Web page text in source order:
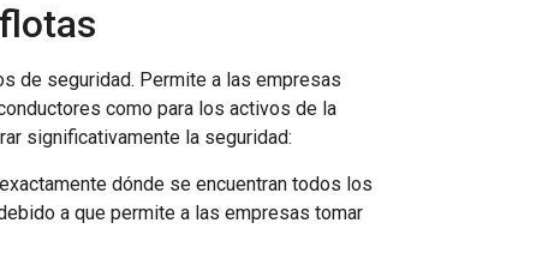
de seguridad. Permite a las empresas
como para los activos de la
significativamente la seguridad:
dónde se encuentran todos los
a que permite a las empresas tomar